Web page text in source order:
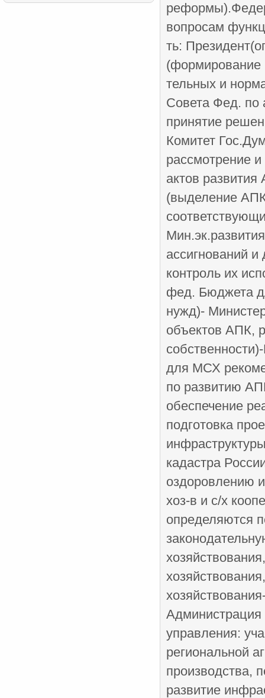
вопросам
ть:
(формирование
тельных и
Совета Фед. по
принятие
Комитет
рассмотрение
актов
(выделение
ассигнований
контроль их
фед. Бюджета
нужд)-
объектов АПК,
для МСХ
по развитию
обеспечение
подготовка
кадастра
оздоровлению
хоз-в и с/х
определяются
Администрация
управления:
регио­нальной
произ­водства,
развитие